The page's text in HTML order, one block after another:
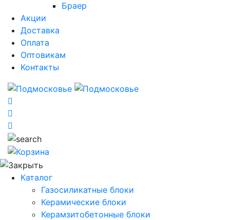
Браер
Акции
Доставка
Оплата
Оптовикам
Контакты
Каталог
Газосиликатные блоки
Керамические блоки
Керамзитобетонные блоки